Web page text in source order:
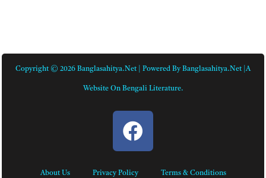
Copyright © 2026 Banglasahitya.net | Powered By Banglasahitya.net |A
Website On Bengali Literature.
About Us Privacy Policy Terms & Conditions